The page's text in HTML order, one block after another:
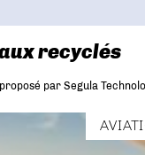
recyclés
par Segula